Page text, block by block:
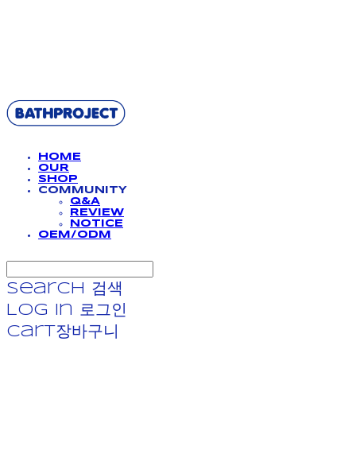
HOME
OUR
SHOP
COMMUNITY
Q&A
REVIEW
NOTICE
OEM/ODM
Search
검색
Log In
로그인
Cart장바구니